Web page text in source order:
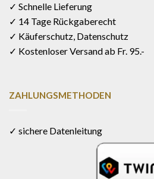
✓ Schnelle Lieferung
✓ 14 Tage Rückgaberecht
✓ Käuferschutz, Datenschutz
✓ Kostenloser Versand ab Fr. 95.-
ZAHLUNGSMETHODEN
✓ sichere Datenleitung